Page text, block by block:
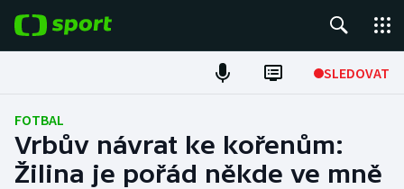
SLEDOVAT
Fotbal
Hokej
FOTBAL
Vrbův návrat ke kořenům:
Žilina je pořád někde ve mně